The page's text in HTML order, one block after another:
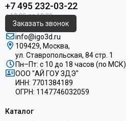
+7 495 232-03-22
Заказать звонок
info@igo3d.ru
109429, Москва,
ул. Ставропольская, 84 стр. 1
Пн–Пт: с 10 до 18 часов (по МСК)
ООО "АЙ ГОУ ЗДЭ"
ИНН: 7701384189
ОГРН: 1147746032059
Каталог